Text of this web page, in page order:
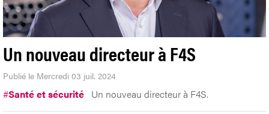
Un nouveau directeur à F4S
Publié le Mercredi 03 juil. 2024
#Santé et sécurité Un nouveau directeur à F4S.